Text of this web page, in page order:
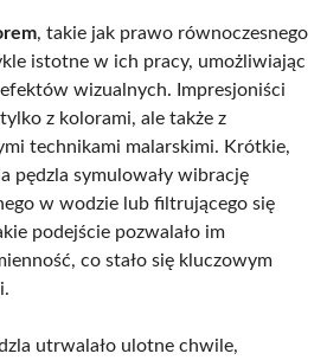
, takie jak prawo równoczesnego
istotne w ich pracy, umożliwiając
wizualnych. Impresjoniści
z kolorami, ale także z
technikami malarskimi. Krótkie,
pędzla symulowały wibrację
w wodzie lub filtrującego się
podejście pozwalało im
co stało się kluczowym
utrwalało ulotne chwile,